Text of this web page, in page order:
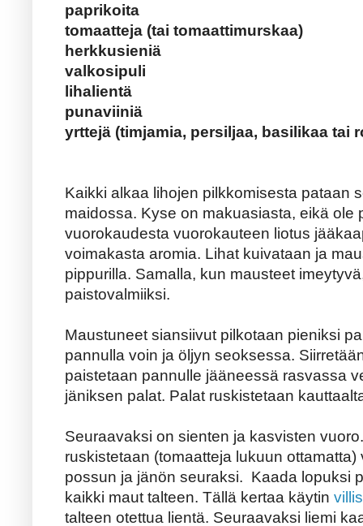
paprikoita
tomaatteja (tai tomaattimurskaa)
herkkusieniä
valkosipuli
lihalientä
punaviiniä
yrttejä (timjamia, persiljaa, basilikaa tai
Kaikki alkaa lihojen pilkkomisesta pataan
maidossa. Kyse on makuasiasta, eikä ole
vuorokaudesta vuorokauteen liotus
voimakasta aromia. Lihat kuivataan ja
pippurilla. Samalla, kun mausteet
paistovalmiiksi.
Maustuneet siansiivut pilkotaan pieniksi
pannulla voin ja öljyn seoksessa.
paistetaan pannulle jääneessä rasvassa
jäniksen palat. Palat ruskistetaan
Seuraavaksi on sienten ja kasvisten
ruskistetaan (tomaatteja lukuun
possun ja jänön seuraksi. Kaada lopuksi
kaikki maut talteen. Tällä kertaa käytin
talteen otettua lientä. Seuraavaksi liemi